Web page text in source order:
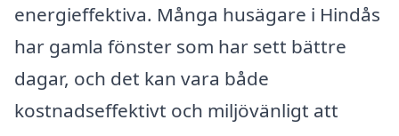
energieffektiva. Många husägare i Hindås
har gamla fönster som har sett bättre
dagar, och det kan vara både
kostnadseffektivt och miljövänligt att